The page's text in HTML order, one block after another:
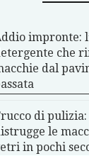
impronte:
che
dal
di
le
in pochi